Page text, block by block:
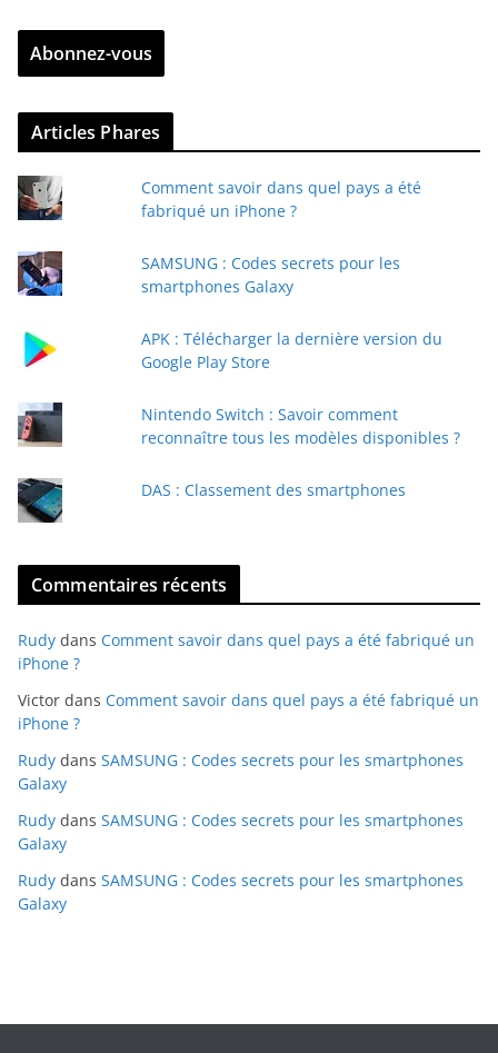
r
z
v
r
e
e
a
Abonnez-vous
Articles Phares
Comment savoir dans quel pays a été
fabriqué un iPhone ?
SAMSUNG : Codes secrets pour les
smartphones Galaxy
APK : Télécharger la dernière version du
Google Play Store
Nintendo Switch : Savoir comment
reconnaître tous les modèles disponibles ?
DAS : Classement des smartphones
Commentaires récents
Rudy dans Comment savoir dans quel pays a été fabriqué un
iPhone ?
Victor dans Comment savoir dans quel pays a été fabriqué un
iPhone ?
Rudy dans SAMSUNG : Codes secrets pour les smartphones
Galaxy
Rudy dans SAMSUNG : Codes secrets pour les smartphones
Galaxy
Rudy dans SAMSUNG : Codes secrets pour les smartphones
Galaxy